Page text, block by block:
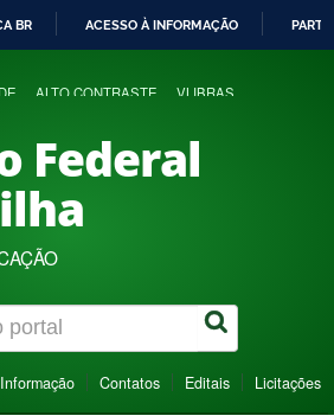
BR ACESSO À INFORMAÇÃO
ALTO CONTRASTE VLIBRAS
Federal
Contatos Editais Licitações